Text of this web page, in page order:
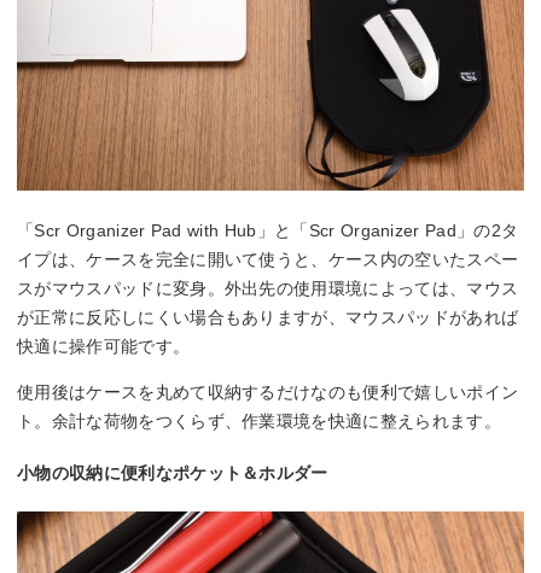
「Scr Organizer Pad with Hub」と「Scr Organizer Pad」の2タ
イプは、ケースを完全に開いて使うと、ケース内の空いたスペー
スがマウスパッドに変身。外出先の使用環境によっては、マウス
が正常に反応しにくい場合もありますが、マウスパッドがあれば
快適に操作可能です。
使用後はケースを丸めて収納するだけなのも便利で嬉しいポイン
ト。余計な荷物をつくらず、作業環境を快適に整えられます。
小物の収納に便利なポケット＆ホルダー